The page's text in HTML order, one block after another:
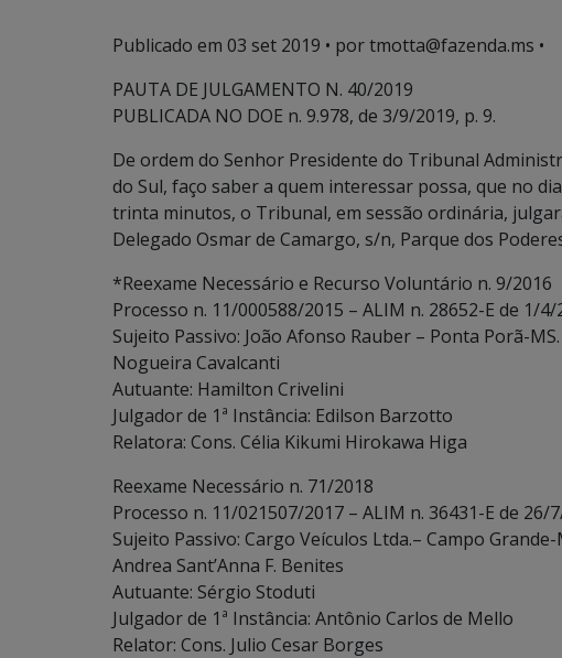
Publicado em 03 set 2019 • por tmotta@fazenda.ms •
PAUTA DE JULGAMENTO N. 40/2019
PUBLICADA NO DOE n. 9.978, de 3/9/2019, p. 9.
De ordem do Senhor Presidente do Tribunal
do Sul, faço saber a quem interessar possa, que no
trinta minutos, o Tribunal, em sessão ordinária,
Delegado Osmar de Camargo, s/n, Parque dos
*Reexame Necessário e Recurso Voluntário n. 9/2016
Processo n. 11/000588/2015 – ALIM n. 28652-E de 1/4/
Sujeito Passivo: João Afonso Rauber – Ponta Porã-
Nogueira Cavalcanti
Autuante: Hamilton Crivelini
Julgador de 1ª Instância: Edilson Barzotto
Relatora: Cons. Célia Kikumi Hirokawa Higa
Reexame Necessário n. 71/2018
Processo n. 11/021507/2017 – ALIM n. 36431-E de 26/
Sujeito Passivo: Cargo Veículos Ltda.– Campo Grande-
Andrea Sant’Anna F. Benites
Autuante: Sérgio Stoduti
Julgador de 1ª Instância: Antônio Carlos de Mello
Relator: Cons. Julio Cesar Borges